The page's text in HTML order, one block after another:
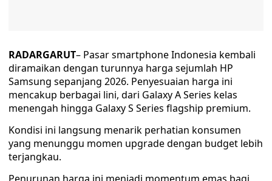
RADARGARUT– Pasar smartphone Indonesia kembali
diramaikan dengan turunnya harga sejumlah HP
Samsung sepanjang 2026. Penyesuaian harga ini
mencakup berbagai lini, dari Galaxy A Series kelas
menengah hingga Galaxy S Series flagship premium.
Kondisi ini langsung menarik perhatian konsumen
yang menunggu momen upgrade dengan budget lebih
terjangkau.